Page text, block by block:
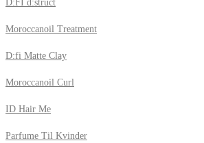
D:FI d:struct
Moroccanoil Treatment
D:fi Matte Clay
Moroccanoil Curl
ID Hair Me
Parfume Til Kvinder